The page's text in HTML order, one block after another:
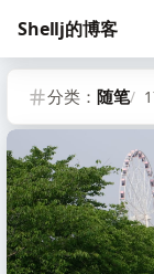
Shellj的博客
分类： 随笔